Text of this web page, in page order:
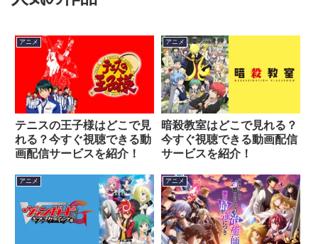
アニメ
テニスの王子様はどこで見
れる？今すぐ視聴できる動
画配信サービスを紹介！
アニメ
暗殺教室はどこで見れる？
今すぐ視聴できる動画配信
サービスを紹介！
アニメ アニメ